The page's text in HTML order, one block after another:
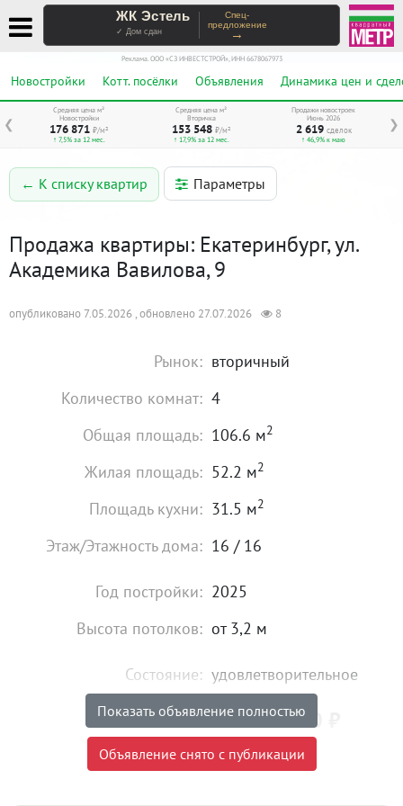
ЖК Эстель
✓ Дом сдан
Спец-
предложение
→
Реклама. ООО «СЗ ИНВЕСТСТРОЙ», ИНН 6678067973
Новостройки Котт. посёлки Объявления Динамика цен и
❮ ❯
Средняя цена м²
Новостройки
176 871 ₽/м²
↑ 7,5% за 12 мес.
Средняя цена м²
Вторичка
153 548 ₽/м²
↑ 17,9% за 12 мес.
Продажи новостроек
Июнь 2026
2 619 сделок
↑ 46,9% к маю
← К списку квартир Параметры
Продажа квартиры: Екатеринбург, ул.
Академика Вавилова, 9
опубликовано 7.05.2026 , обновлено 27.07.2026 8
Рынок: вторичный
Количество комнат: 4
Общая площадь: 106.6 м2
Жилая площадь: 52.2 м2
Площадь кухни: 31.5 м2
Этаж/Этажность дома: 16 / 16
Год постройки: 2025
Высота потолков: от 3,2 м
Состояние: удовлетворительное
Цена: 15 700 000
Объявление снято с публикации
Показать объявление полностью
Объявление снято с публикации